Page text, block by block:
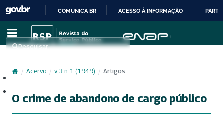
IR
PARA
CONTEÚDO
COMUNICA BR ACESSO À INFORMAÇÃO
Pesquisar
/ Acervo / v. 3 n. 1 (1949) / Artigos
O crime de abandono de cargo público